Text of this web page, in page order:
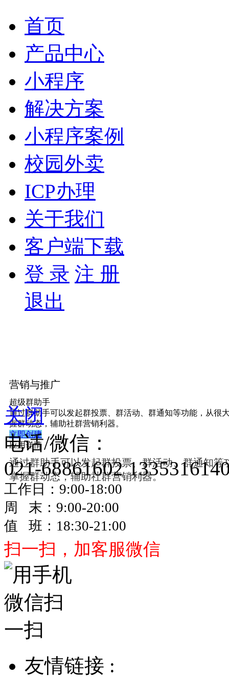
首页
产品中心
小程序
解决方案
小程序案例
校园外卖
ICP办理
关于我们
客户端下载
登 录 注 册
退出
营销与推广
超级群助手
通过群助手可以发起群投票、群活动、群通知等功能，从很
握群动态，辅助社群营销利器。
立即创建
应用详情
通过群助手可以发起群投票、群活动、群通知
掌握群动态，辅助社群营销利器。
关闭
电话/微信：
021-68861602
工作日：9:00-18:00
周 末：9:00-20:00
值 班：18:30-21:00
扫一扫，加客服微信
友情链接 :